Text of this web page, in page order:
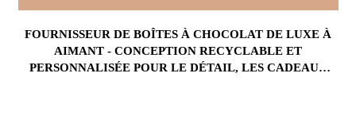
FOURNISSEUR DE BOÎTES À CHOCOLAT DE LUXE À
AIMANT - CONCEPTION RECYCLABLE ET
PERSONNALISÉE POUR LE DÉTAIL, LES CADEAUX